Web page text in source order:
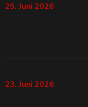
25. Juni 2026
23. Juni 2026